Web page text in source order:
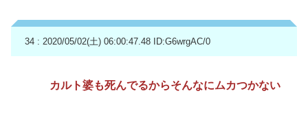
34 : 2020/05/02(土) 06:00:47.48 ID:G6wrgAC/0
カルト婆も死んでるからそんなにムカつかない